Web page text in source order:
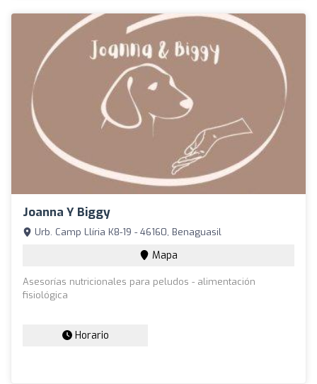
Joanna Y Biggy
Urb. Camp Llíria K8-19 - 46160, Benaguasil
Mapa
Asesorías nutricionales para peludos - alimentación
fisiológica
Horario